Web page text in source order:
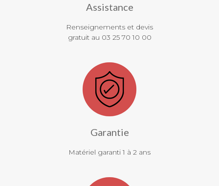
Assistance
Renseignements et devis
gratuit au 03 25 70 10 00
Garantie
Matériel garanti 1 à 2 ans